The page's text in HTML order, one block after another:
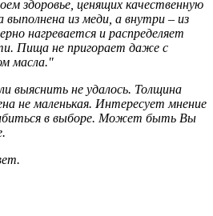
здоровье, ценящих качественную
из меди, а внутри – из
нагревается и распределяет
Пища не пригорает даже с
масла."
выяснить не удалось. Толщина
не маленькая. Интересует мнение
в выборе. Может быть Вы